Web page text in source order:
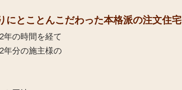
にとことんこだわった本格派の注文住宅
年の時間を経て
年分の施主様の